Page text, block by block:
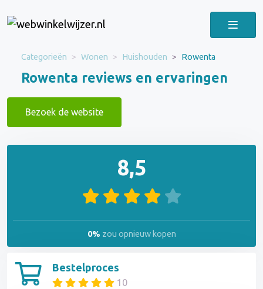
Categorieën Wonen Huishouden Rowenta
Rowenta reviews en ervaringen
Bezoek de website
Bestelproces
10
8,5
0% zou opnieuw kopen